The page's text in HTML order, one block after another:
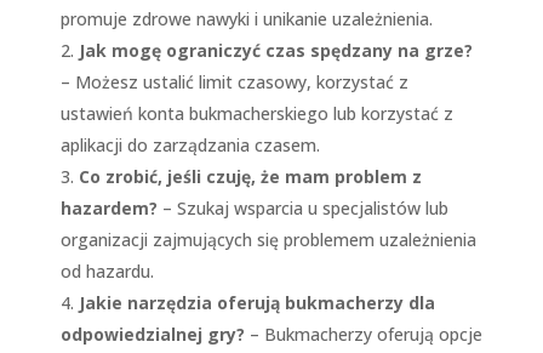
promuje zdrowe nawyki i unikanie uzależnienia.
Jak mogę ograniczyć czas spędzany na grze?
– Możesz ustalić limit czasowy, korzystać z
ustawień konta bukmacherskiego lub korzystać z
aplikacji do zarządzania czasem.
Co zrobić, jeśli czuję, że mam problem z
hazardem? – Szukaj wsparcia u specjalistów lub
organizacji zajmujących się problemem uzależnienia
od hazardu.
Jakie narzędzia oferują bukmacherzy dla
odpowiedzialnej gry? – Bukmacherzy oferują opcje